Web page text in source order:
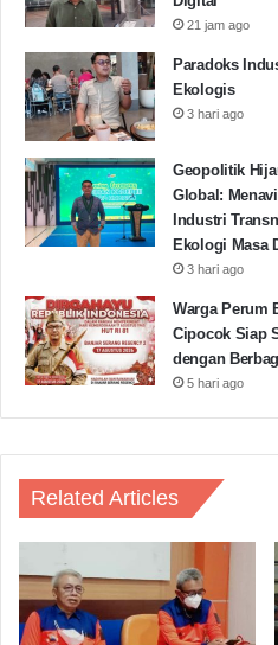
komponen dan kolaborasi
kekuatan bangsa,” tutupnya.
BPBD
21 jam ago
Paradoks
Ekologis
3 hari ago
Geopolitik
Global:
Industri
Ekologi Masa
3 hari ago
Warga Perum
Cipocok Siap
dengan
5 hari ago
Related Articles